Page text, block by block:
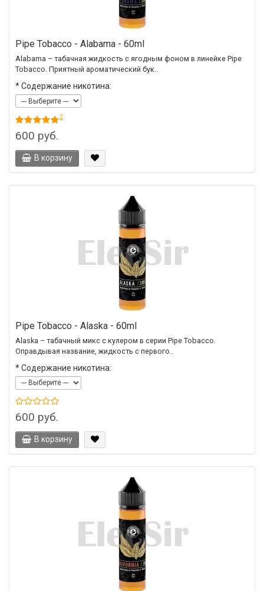
Pipe Tobacco - Alabama - 60ml
Alabama – табачная жидкость с ягодным фоном в линейке Pipe
Tobacco. Приятный ароматический бук..
*Содержание никотина:
2
600 руб.
В корзину
Pipe Tobacco - Alaska - 60ml
Alaska – табачный микс с кулером в серии Pipe Tobacco.
Оправдывая название, жидкость с первого..
*Содержание никотина:
600 руб.
В корзину